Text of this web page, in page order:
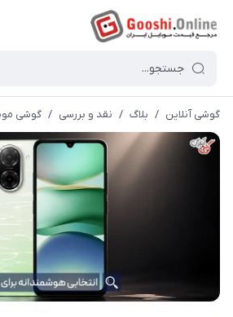
گوشی آنلاین / بلاگ / نقد و بررسی / گوشی